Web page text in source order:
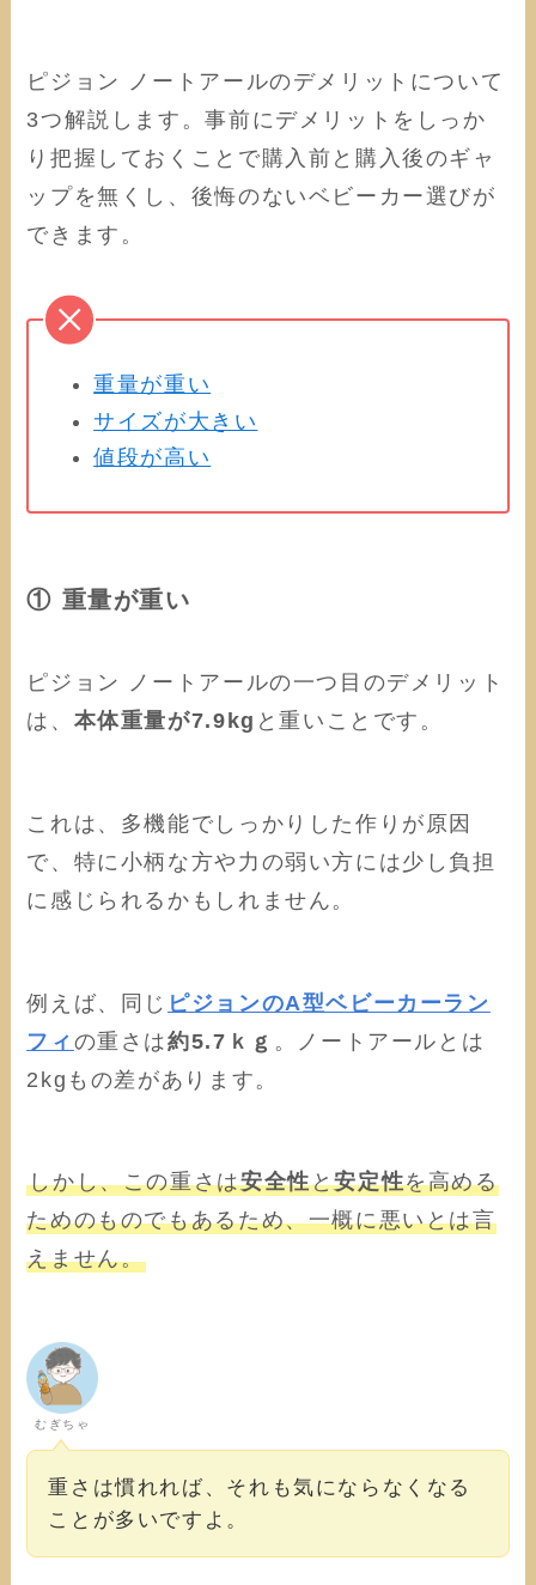
ピジョン ノートアールのデメリットについて
3つ解説します。事前にデメリットをしっか
り把握しておくことで購入前と購入後のギャ
ップを無くし、後悔のないベビーカー選びが
できます。
重量が重い
サイズが大きい
値段が高い
① 重量が重い
ピジョン ノートアールの一つ目のデメリット
は、 本体重量が7.9kg と重いことです。
これは、多機能でしっかりした作りが原因
で、特に小柄な方や力の弱い方には少し負担
に感じられるかもしれません。
例えば、同じ ピジョンのA型ベビーカーラン
フィ の重さは約5.7ｋｇ 。ノートアールとは
2kgもの差があります。
しかし、この重さは安全性と安定性を高める
ためのものでもあるため、一概に悪いとは言
えません。
むぎちゃ
重さは慣れれば、それも気にならなくなる
ことが多いですよ。